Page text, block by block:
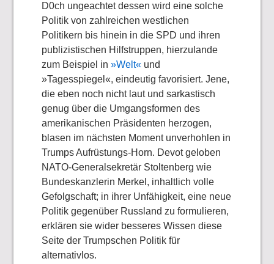
D0ch ungeachtet dessen wird eine solche
Politik von zahlreichen westlichen
Politikern bis hinein in die SPD und ihren
publizistischen Hilfstruppen, hierzulande
zum Beispiel in»Welt« und
»Tagesspiegel«, eindeutig favorisiert. Jene,
die eben noch nicht laut und sarkastisch
genug über die Umgangsformen des
amerikanischen Präsidenten herzogen,
blasen im nächsten Moment unverhohlen in
Trumps Aufrüstungs-Horn. Devot geloben
NATO-Generalsekretär Stoltenberg wie
Bundeskanzlerin Merkel, inhaltlich volle
Gefolgschaft; in ihrer Unfähigkeit, eine neue
Politik gegenüber Russland zu formulieren,
erklären sie wider besseres Wissen diese
Seite der Trumpschen Politik für
alternativlos.